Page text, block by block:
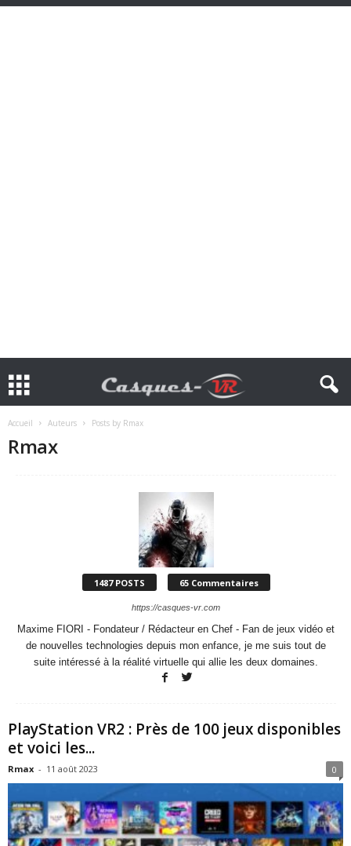
Accueil Auteurs Posts by Rmax
Rmax
1487 POSTS 65 Commentaires
https://casques-vr.com
Maxime FIORI - Fondateur / Rédacteur en Chef - Fan de jeux vidéo et
de nouvelles technologies depuis mon enfance, je me suis tout de
suite intéressé à la réalité virtuelle qui allie les deux domaines.
PlayStation VR2 : Près de 100 jeux disponibles
et voici les...
Rmax - 11 août 2023 0